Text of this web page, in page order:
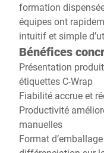
formation
équipes ont
intuitif et simple
Bénéfices
Présentation
étiquettes C-Wrap
Fiabilité accrue et
Productivité
manuelles
Format